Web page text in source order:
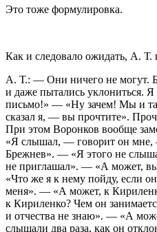
Это тоже формулировка.
Как и следовало ожидать, А.
А. Т.: — Они ничего не могут.
и даже пытались уклониться.
письмо!» — «Ну зачем! Мы и
сказал я, — вы прочтите».
При этом Воронков вообще
«Я слышал, — говорит он мне,
Брежнев». — «Я этого не
не приглашал». — «А может,
«Что же я к нему пойду, если
меня». — «А может, к
к Кириленко? Чем он
и отчества не знаю». — «А
слышали два раза, как он